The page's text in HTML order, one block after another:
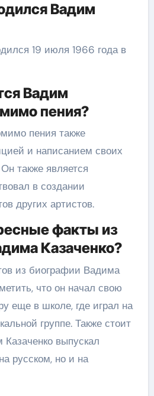
Вадим
19 июля 1966 года в
Вадим
пения?
пения также
и написанием своих
также является
в создании
других артистов.
факты из
Казаченко?
из биографии Вадима
что он начал свою
еще в школе, где играл на
группе. Также стоит
выпускал
русском, но и на